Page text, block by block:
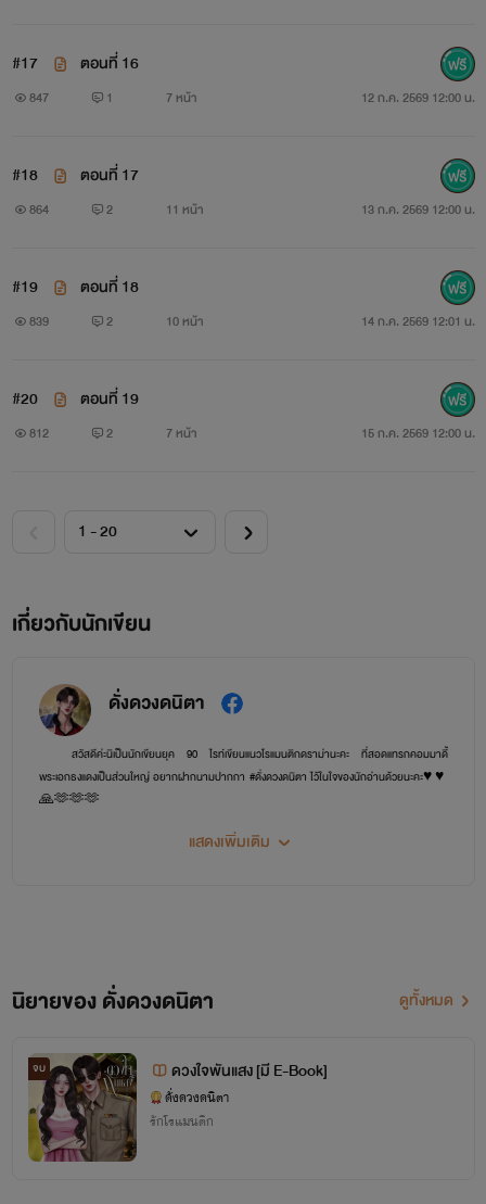
#17 ตอนที่ 16
847 1 7 หน้า 12 ก.ค. 2569 12:00 น.
#18 ตอนที่ 17
864 2 11 หน้า 13 ก.ค. 2569 12:00 น.
#19 ตอนที่ 18
839 2 10 หน้า 14 ก.ค. 2569 12:01 น.
#20 ตอนที่ 19
812 2 7 หน้า 15 ก.ค. 2569 12:00 น.
เกี่ยวกับนักเขียน
ดั่งดวงดนิตา
สวัสดีค่ะนิเป็นนักเขียนยุค 90 ไรท์เขียนแนวโรแมนติกดราม่านะคะ ที่สอดแทรกคอมมาดี้
พระเอกธงแดงเป็นส่วนใหญ่ อยากฝากนามปากกา #ดั่งดวงดนิตา ไว้ในใจของนักอ่านด้วยนะคะ♥️♥️
🙏🫶🫶🫶
ฝากกดติดตาม พูดคุยกันได้ที่เพจ Facebook และอัพเดทนิยายที่ Tiktok นะคะ
ต่อสาธารณชนไม่ว่าจะด้วยทางสื่อแบบใดโดยเด็ดขาด หากผู้ใดฝ่าฝืนจะต้องได้รับโทษทางกฎหมาย
😊😊😊❤️
แสดงเพิ่มเติม
นิยายของ ดั่งดวงดนิตา ดูทั้งหมด
จบ ดวงใจพันแสง [มี E-Book]
ดั่งดวงดนิตา
รักโรแมนติก